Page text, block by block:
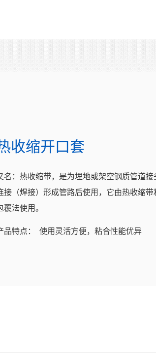
收缩开口套
名：热收缩带，是为埋地或架空钢质管道
接（焊接）形成管路后使用，它由热收缩
覆法使用。
品特点： 使用灵活方便，粘合性能优异